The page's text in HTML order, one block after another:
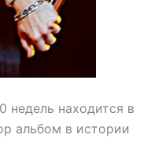
находится в
альбом в истории